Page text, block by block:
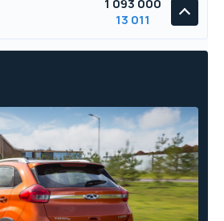
1 093 000
13 011